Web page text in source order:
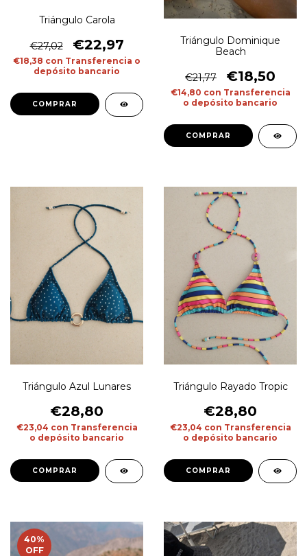
Triángulo Carola
€27,02 €22,97
€18,38 con Transferencia o
depósito bancario
COMPRAR
Triángulo Dominique
Beach
€21,77 €18,50
€14,80 con Transferencia
o depósito bancario
COMPRAR
Triángulo Azul Lunares
€28,80
€23,04 con Transferencia
o depósito bancario
COMPRAR
Triángulo Rayado Tropic
€28,80
€23,04 con Transferencia
o depósito bancario
COMPRAR
40%
OFF